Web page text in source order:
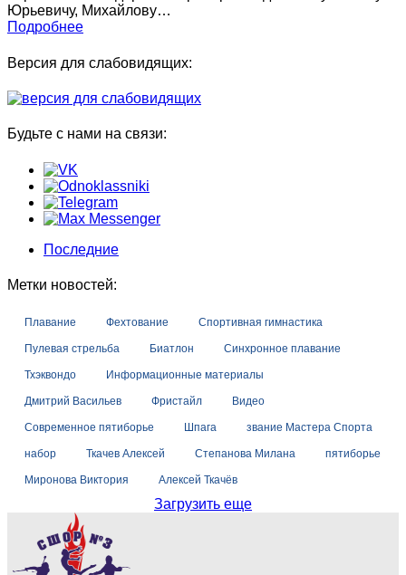
Юрьевичу, Михайлову…
Подробнее
Версия для слабовидящих:
Будьте с нами на связи:
Последние
Метки новостей:
Плавание Фехтование Спортивная гимнастика
Пулевая стрельба Биатлон Синхронное плавание
Тхэквондо Информационные материалы
Дмитрий Васильев Фристайл Видео
Современное пятиборье Шпага звание Мастера Спорта
набор Ткачев Алексей Степанова Милана пятиборье
Миронова Виктория Алексей Ткачёв
Загрузить еще